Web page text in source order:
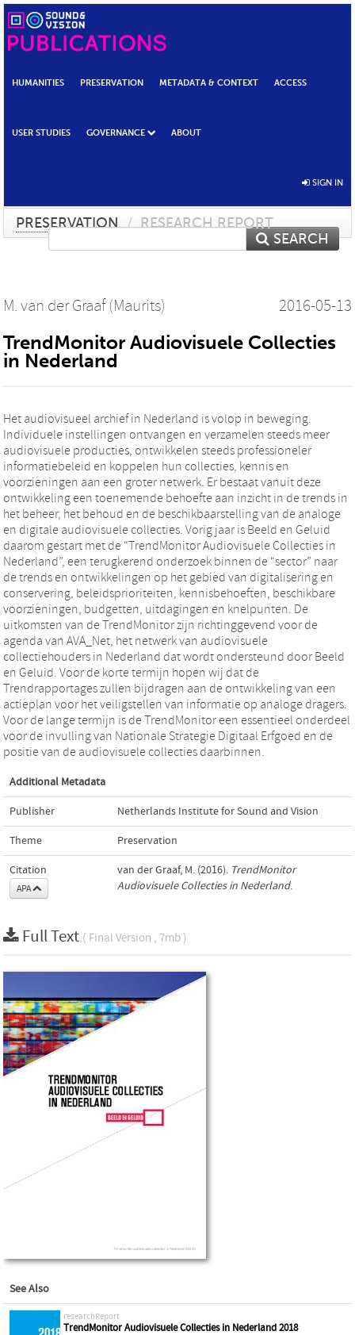
HUMANITIES PRESERVATION METADATA & CONTEXT ACCESS
USER STUDIES GOVERNANCE ABOUT
SIGN IN
PRESERVATION / RESEARCH REPORT
SEARCH
M. van der Graaf (Maurits) 2016-05-13
TrendMonitor Audiovisuele Collecties
in Nederland
Het audiovisueel archief in Nederland is volop in beweging.
Individuele instellingen ontvangen en verzamelen steeds meer
audiovisuele producties, ontwikkelen steeds professioneler
informatiebeleid en koppelen hun collecties, kennis en
voorzieningen aan een groter netwerk. Er bestaat vanuit deze
ontwikkeling een toenemende behoefte aan inzicht in de trends in
het beheer, het behoud en de beschikbaarstelling van de analoge
en digitale audiovisuele collecties. Vorig jaar is Beeld en Geluid
daarom gestart met de “TrendMonitor Audiovisuele Collecties in
Nederland”, een terugkerend onderzoek binnen de “sector” naar
de trends en ontwikkelingen op het gebied van digitalisering en
conservering, beleidsprioriteiten, kennisbehoeften, beschikbare
voorzieningen, budgetten, uitdagingen en knelpunten. De
uitkomsten van de TrendMonitor zijn richtinggevend voor de
agenda van AVA_Net, het netwerk van audiovisuele
collectiehouders in Nederland dat wordt ondersteund door Beeld
en Geluid. Voor de korte termijn hopen wij dat de
Trendrapportages zullen bijdragen aan de ontwikkeling van een
actieplan voor het veiligstellen van informatie op analoge dragers.
Voor de lange termijn is de TrendMonitor een essentieel onderdeel
voor de invulling van Nationale Strategie Digitaal Erfgoed en de
positie van de audiovisuele collecties daarbinnen.
Additional Metadata
Publisher Netherlands Institute for Sound and Vision
Theme Preservation
Citation
APA
van der Graaf, M. (2016). TrendMonitor
Audiovisuele Collecties in Nederland.
Full Text ( Final Version , 7mb )
See Also
researchReport
TrendMonitor Audiovisuele Collecties in Nederland 2018